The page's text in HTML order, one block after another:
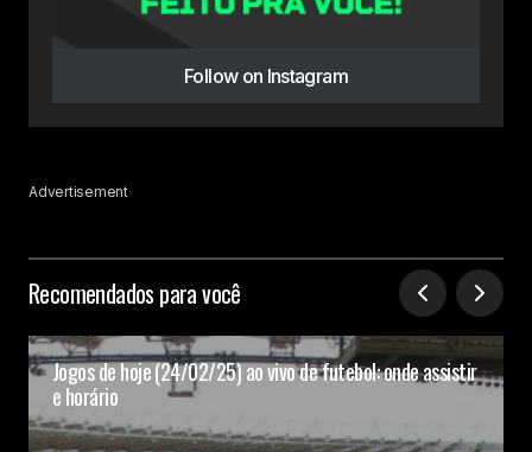
Follow on Instagram
Advertisement
Recomendados para você
Jogos de hoje (24/02/25) ao vivo de futebol: onde assistir
e horário